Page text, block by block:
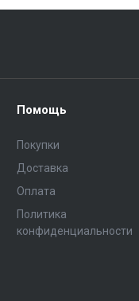
Помощь
Покупки
Доставка
Оплата
Политика
конфиденциальности